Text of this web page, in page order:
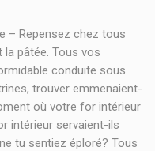
– Repensez chez tous
pâtée. Tous vos
conduite sous
trouver emmenaient-
où votre for intérieur
intérieur servaient-ils
tu sentiez éploré? Tous